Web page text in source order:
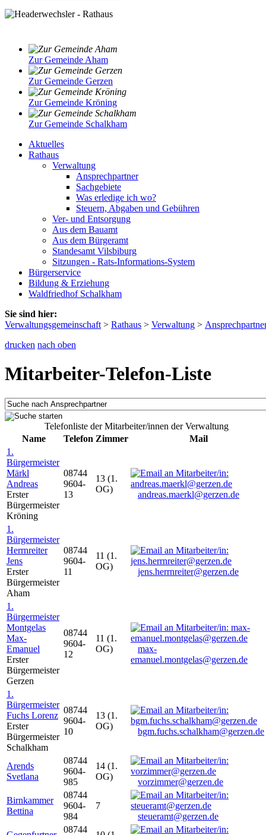
Zur Gemeinde Aham
Zur Gemeinde Gerzen
Zur Gemeinde Kröning
Zur Gemeinde Schalkham
Aktuelles
Rathaus
Verwaltung
Ansprechpartner
Sachgebiete
Was erledige ich wo?
Steuern, Abgaben und Gebühren
Ver- und Entsorgung
Aus dem Bauamt
Aus dem Bürgeramt
Standesamt Vilsbiburg
Sitzungen - Rats-Informations-System
Bürgerservice
Bildung & Erziehung
Waldfriedhof Schalkham
Sie sind hier:
Verwaltungsgemeinschaft > Rathaus > Verwaltung >
drucken nach oben
Mitarbeiter-Telefon-Liste
Telefonliste der Mitarbeiter/innen der Verwaltung
Name
Telefon Zimmer
Mail
1.
Bürgermeister
Märkl
Andreas
Erster
Bürgermeister
Kröning
08744
9604-
13
13 (1.
OG)
andreas.maerkl@gerzen.de
1.
Bürgermeister
Herrnreiter
Jens
Erster
Bürgermeister
Aham
08744
9604-
11
11 (1.
OG)
jens.herrnreiter@gerzen.de
1.
Bürgermeister
Montgelas
Max-
Emanuel
Erster
Bürgermeister
Gerzen
08744
9604-
12
11 (1.
OG)
max-
emanuel.montgelas@gerzen.de
1.
Bürgermeister
Fuchs Lorenz
Erster
Bürgermeister
Schalkham
08744
9604-
10
13 (1.
OG)
bgm.fuchs.schalkham@gerzen.de
Arends
Svetlana
08744
9604-
985
14 (1.
OG)
vorzimmer@gerzen.de
Birnkammer
Bettina
08744
9604-
984
7
steueramt@gerzen.de
08744